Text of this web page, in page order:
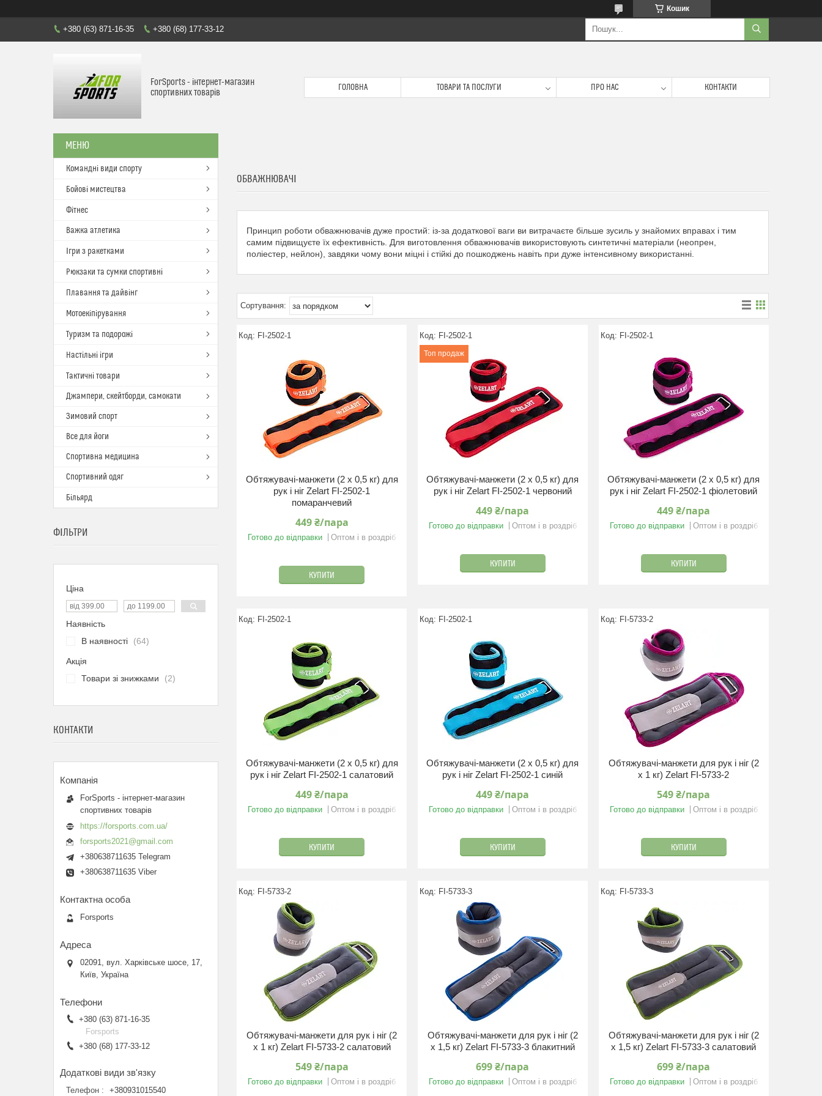
Кошик
+380 (63) 871-16-35 +380 (68) 177-33-12
ForSports - інтернет-магазин
спортивних товарів
ГОЛОВНА ТОВАРИ ТА ПОСЛУГИ ПРО НАС КОНТАКТИ
ОБВАЖНЮВАЧІ
Принцип роботи обважнювачів дуже простий: із-за додаткової ваги ви витрачаєте більше зусиль у знайомих вправах і тим
самим підвищуєте їх ефективність. Для виготовлення обважнювачів використовують синтетичні матеріали (неопрен,
поліестер, нейлон), завдяки чому вони міцні і стійкі до пошкоджень навіть при дуже інтенсивному використанні.
FI-2502-1
Обтяжувачі-манжети (2 x 0,5 кг) для
рук і ніг Zelart FI-2502-1
помаранчевий
449 ₴/пара
Готово до відправки Оптом і в роздріб
КУПИТИ
FI-2502-1
Топ продаж
Обтяжувачі-манжети (2 x 0,5 кг) для
рук і ніг Zelart FI-2502-1 червоний
449 ₴/пара
Готово до відправки Оптом і в роздріб
КУПИТИ
FI-2502-1
Обтяжувачі-манжети (2 x 0,5 кг) для
рук і ніг Zelart FI-2502-1 фіолетовий
449 ₴/пара
Готово до відправки Оптом і в роздріб
КУПИТИ
FI-2502-1
Обтяжувачі-манжети (2 x 0,5 кг) для
рук і ніг Zelart FI-2502-1 салатовий
449 ₴/пара
Готово до відправки Оптом і в роздріб
КУПИТИ
FI-2502-1
Обтяжувачі-манжети (2 x 0,5 кг) для
рук і ніг Zelart FI-2502-1 синій
449 ₴/пара
Готово до відправки Оптом і в роздріб
КУПИТИ
FI-5733-2
Обтяжувачі-манжети для рук і ніг (2
x 1 кг) Zelart FI-5733-2
549 ₴/пара
Готово до відправки Оптом і в роздріб
КУПИТИ
FI-5733-2
Обтяжувачі-манжети для рук і ніг (2
x 1 кг) Zelart FI-5733-2 салатовий
549 ₴/пара
Готово до відправки Оптом і в роздріб
FI-5733-3
Обтяжувачі-манжети для рук і ніг (2
x 1,5 кг) Zelart FI-5733-3 блакитний
699 ₴/пара
Готово до відправки Оптом і в роздріб
FI-5733-3
Обтяжувачі-манжети для рук і ніг (2
x 1,5 кг) Zelart FI-5733-3 салатовий
699 ₴/пара
Готово до відправки Оптом і в роздріб
Командні види спорту
Бойові мистецтва
Фітнес
Важка атлетика
Ігри з ракетками
Рюкзаки та сумки спортивні
Плавання та дайвінг
Мотоекіпірування
Туризм та подорожі
Настільні ігри
Тактичні товари
Джампери, скейтборди, самокати
Зимовий спорт
Все для йоги
Спортивна медицина
Спортивний одяг
Більярд
ФІЛЬТРИ
Ціна
Наявність
В наявності
64
Акція
Товари зі знижками
2
КОНТАКТИ
ForSports - інтернет-магазин
спортивних товарів
https://forsports.com.ua/
forsports2021@gmail.com
+380638711635 Telegram
+380638711635 Viber
Forsports
02091, вул. Харківське шосе, 17,
Київ, Україна
+380 (63) 871-16-35
Forsports
+380 (68) 177-33-12
Телефон +380931015540